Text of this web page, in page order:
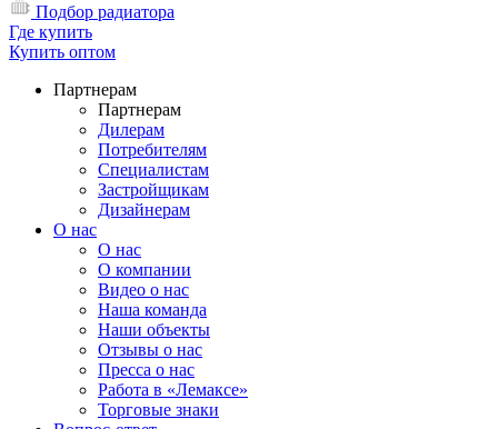
Подбор радиатора
Где купить
Купить оптом
Партнерам
Партнерам
Дилерам
Потребителям
Специалистам
Застройщикам
Дизайнерам
О нас
О нас
О компании
Видео о нас
Наша команда
Наши объекты
Отзывы о нас
Пресса о нас
Работа в «Лемаксе»
Торговые знаки